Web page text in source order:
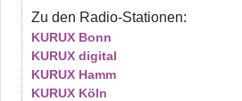
Zu den Radio-Stationen:
KURUX Bonn
KURUX digital
KURUX Hamm
KURUX Köln